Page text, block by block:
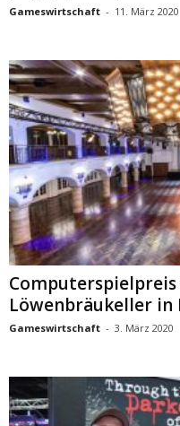
Gameswirtschaft - 11. März 2020
Löwenbräukeller in
Gameswirtschaft - 3. März 2020